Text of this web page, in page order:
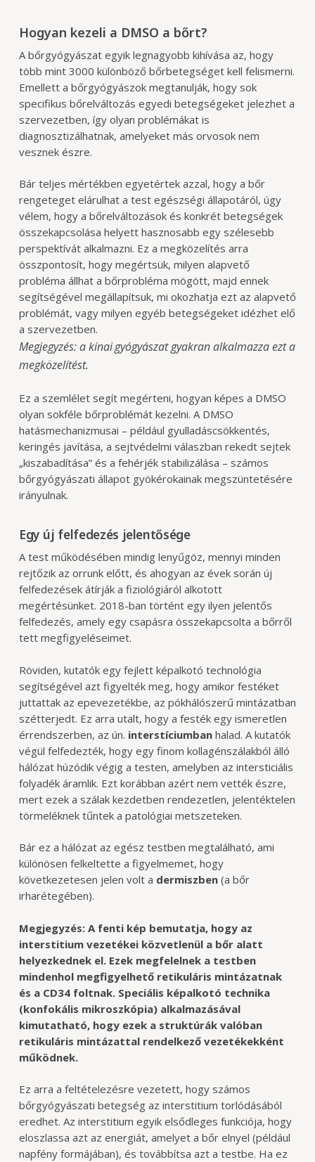
Hogyan kezeli a DMSO a bőrt?
A bőrgyógyászat egyik legnagyobb kihívása az, hogy
több mint 3000 különböző bőrbetegséget kell felismerni.
Emellett a bőrgyógyászok megtanulják, hogy sok
specifikus bőrelváltozás egyedi betegségeket jelezhet a
szervezetben, így olyan problémákat is
diagnosztizálhatnak, amelyeket más orvosok nem
vesznek észre.
Bár teljes mértékben egyetértek azzal, hogy a bőr
rengeteget elárulhat a test egészségi állapotáról, úgy
vélem, hogy a bőrelváltozások és konkrét betegségek
összekapcsolása helyett hasznosabb egy szélesebb
perspektívát alkalmazni. Ez a megközelítés arra
összpontosít, hogy megértsük, milyen alapvető
probléma állhat a bőrprobléma mögött, majd ennek
segítségével megállapítsuk, mi okozhatja ezt az alapvető
problémát, vagy milyen egyéb betegségeket idézhet elő
a szervezetben.
Megjegyzés: a kínai gyógyászat gyakran alkalmazza ezt a
megközelítést.
Ez a szemlélet segít megérteni, hogyan képes a DMSO
olyan sokféle bőrproblémát kezelni. A DMSO
hatásmechanizmusai – például gyulladáscsökkentés,
keringés javítása, a sejtvédelmi válaszban rekedt sejtek
„kiszabadítása” és a fehérjék stabilizálása – számos
bőrgyógyászati állapot gyökérokainak megszüntetésére
irányulnak.
Egy új felfedezés jelentősége
A test működésében mindig lenyűgöz, mennyi minden
rejtőzik az orrunk előtt, és ahogyan az évek során új
felfedezések átírják a fiziológiáról alkotott
megértésünket. 2018-ban történt egy ilyen jelentős
felfedezés, amely egy csapásra összekapcsolta a bőrről
tett megfigyeléseimet.
Röviden, kutatók egy fejlett képalkotó technológia
segítségével azt figyelték meg, hogy amikor festéket
juttattak az epevezetékbe, az pókhálószerű mintázatban
szétterjedt. Ez arra utalt, hogy a festék egy ismeretlen
érrendszerben, az ún. interstíciumbanhalad. A kutatók
végül felfedezték, hogy egy finom kollagénszálakból álló
hálózat húzódik végig a testen, amelyben az intersticiális
folyadék áramlik. Ezt korábban azért nem vették észre,
mert ezek a szálak kezdetben rendezetlen, jelentéktelen
törmeléknek tűntek a patológiai metszeteken.
Bár ez a hálózat az egész testben megtalálható, ami
különösen felkeltette a figyelmemet, hogy
következetesen jelen volt a dermiszben(a bőr
irharétegében).
Megjegyzés: A fenti kép bemutatja, hogy az
interstitium vezetékei közvetlenül a bőr alatt
helyezkednek el. Ezek megfelelnek a testben
mindenhol megfigyelhető retikuláris mintázatnak
és a CD34 foltnak. Speciális képalkotó technika
(konfokális mikroszkópia) alkalmazásával
kimutatható, hogy ezek a struktúrák valóban
retikuláris mintázattal rendelkező vezetékekként
működnek.
Ez arra a feltételezésre vezetett, hogy számos
bőrgyógyászati betegség az interstitium torlódásából
eredhet. Az interstitium egyik elsődleges funkciója, hogy
eloszlassa azt az energiát, amelyet a bőr elnyel (például
napfény formájában), és továbbítsa azt a testbe. Ha ez